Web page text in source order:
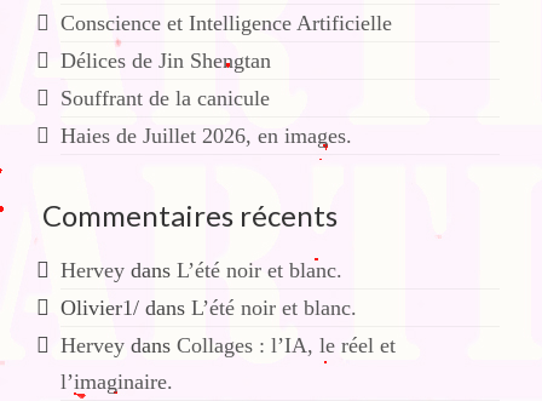
Conscience et Intelligence Artificielle
Délices de Jin Shengtan
Souffrant de la canicule
Haies de Juillet 2026, en images.
Commentaires récents
Hervey dans L’été noir et blanc.
Olivier1/ dans L’été noir et blanc.
Hervey dans Collages : l’IA, le réel et
l’imaginaire.